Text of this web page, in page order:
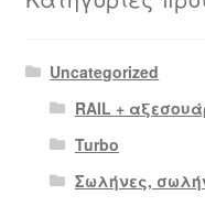
Uncategorized
RAIL +
Turbo
Σωλήνες,